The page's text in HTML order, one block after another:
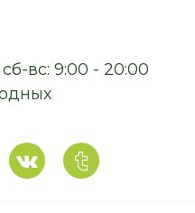
сб-вс: 9:00 - 20:00